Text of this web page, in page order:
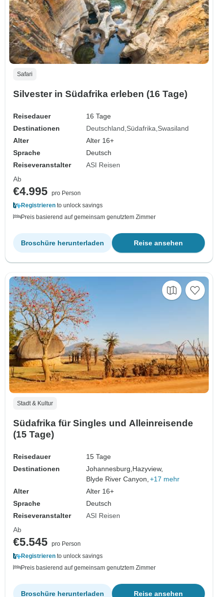
Safari
Silvester in Südafrika erleben (16 Tage)
Reisedauer
16 Tage
Destinationen
Deutschland Südafrika Swasiland
Alter
Alter 16+
Sprache
Deutsch
Reiseveranstalter
ASI Reisen
Ab
€4.995 pro Person
Registrieren to unlock savings
Preis basierend auf gemeinsam genutztem Zimmer
Reise ansehen
Broschüre herunterladen
Stadt & Kultur
Südafrika für Singles und Alleinreisende
(15 Tage)
Reisedauer
15 Tage
Destinationen
Johannesburg,Hazyview,
Blyde River Canyon, +17 mehr
Alter
Alter 16+
Sprache
Deutsch
Reiseveranstalter
ASI Reisen
Ab
€5.545 pro Person
Registrieren to unlock savings
Preis basierend auf gemeinsam genutztem Zimmer
Reise ansehen
Broschüre herunterladen